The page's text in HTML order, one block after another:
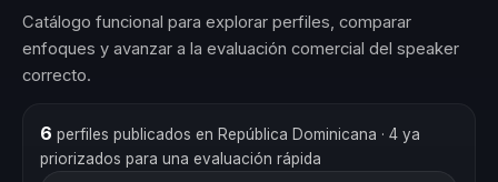
Catálogo funcional para explorar perfiles, comparar
enfoques y avanzar a la evaluación comercial del speaker
correcto.
6 perfiles publicados en República Dominicana · 4 ya
priorizados para una evaluación rápida